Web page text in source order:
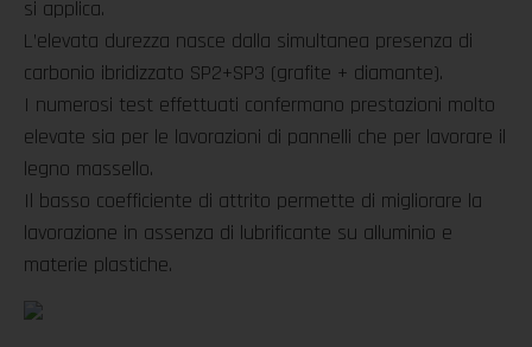
si applica.
L’elevata durezza nasce dalla simultanea presenza di
carbonio ibridizzato SP2+SP3 (grafite + diamante).
I numerosi test effettuati confermano prestazioni molto
elevate sia per le lavorazioni di pannelli che per lavorare il
legno massello.
Il basso coefficiente di attrito permette di migliorare la
lavorazione in assenza di lubrificante su alluminio e
materie plastiche.